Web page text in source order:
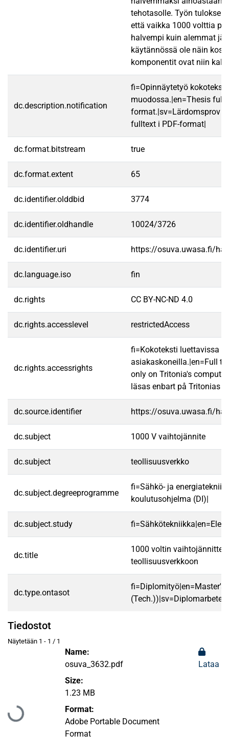
tehotasolle. Työn
että vaikka 1000 volttia
halvempi kuin alemmat
käytännössä ole näin
komponentit ovat niin
dc.description.notification
fi=Opinnäytetyö
muodossa.|en=Thesis
format.|sv=Lärdomsprov
fulltext i PDF-format|
dc.format.bitstream true
dc.format.extent 65
dc.identifier.olddbid 3774
dc.identifier.oldhandle 10024/3726
dc.identifier.uri https://osuva.uwasa.fi/
dc.language.iso fin
dc.rights CC BY-NC-ND 4.0
dc.rights.accesslevel restrictedAccess
dc.rights.accessrights
fi=Kokoteksti luettavissa
asiakaskoneilla.|en=Full
only on Tritonia's
läsas enbart på Tritonias
dc.source.identifier https://osuva.uwasa.fi/
dc.subject 1000 V vaihtojännite
dc.subject teollisuusverkko
dc.subject.degreeprogramme
fi=Sähkö- ja
koulutusohjelma (DI)|
dc.subject.study
dc.title
1000 voltin
teollisuusverkkoon
dc.type.ontasot
fi=Diplomityö|en=Master's
(Tech.))|sv=Diplomarbete|
Tiedostot
Näytetään 1 - 1 / 1
Ladataan...
Name:
osuva_3632.pdf
Size:
1.23 MB
Format:
Adobe Portable Document
Format
Lataa